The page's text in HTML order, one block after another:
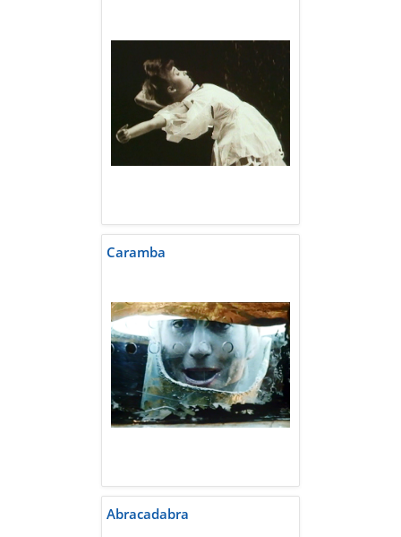
Caramba
Abracadabra